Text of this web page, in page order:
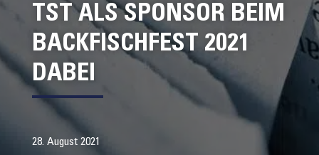
TST ALS SPONSOR BEIM
BACKFISCHFEST 2021
DABEI
28. August 2021